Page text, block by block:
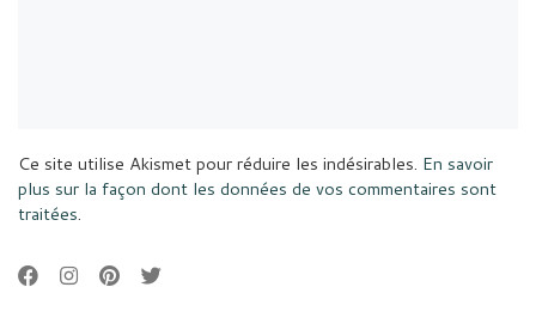
Ce site utilise Akismet pour réduire les indésirables. En savoir
plus sur la façon dont les données de vos commentaires sont
traitées.